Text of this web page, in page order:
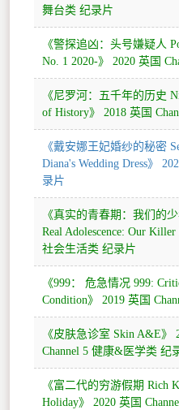
舞台类 纪录片
《警探追凶：头号嫌疑人
No. 1 2020-》 2020 英国
《尼罗河：五千年的历史
of History》 2018 英国
《戴安娜王妃婚纱的秘密
Diana's Wedding Dress》
录片
《真实的青春期：我们的
Real Adolescence: Our
社会生活类 纪录片
《999： 危急情况 999:
Condition》 2019 英国
《皮肤急诊室 Skin A&E》
Channel 5 健康&医学类 纪
《富二代的穷游假期 Rich
Holiday》 2020 英国